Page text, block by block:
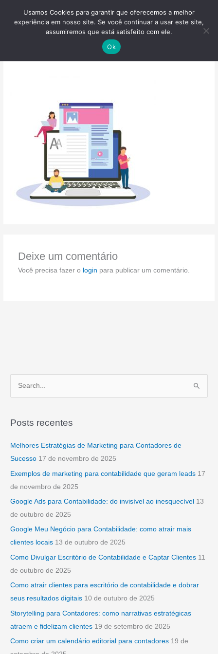
Dobra 7 Digital – Blog
Deixe um comentário
Você precisa fazer o login para publicar um comentário.
q
r
:
Posts recentes
Melhores Estratégias de Marketing para Contadores de
Sucesso 17 de novembro de 2025
Exemplos de marketing para contabilidade que geram leads 17
de novembro de 2025
Google Ads para Contabilidade: do invisível ao inesquecível 13
de outubro de 2025
Google Meu Negócio para Contabilidade: como atrair mais
clientes locais 13 de outubro de 2025
Como Divulgar Escritório de Contabilidade e Captar Clientes 11
de outubro de 2025
Como atrair clientes para escritório de contabilidade e dobrar
seus resultados digitais 10 de outubro de 2025
Storytelling para Contadores: como narrativas estratégicas
atraem e fidelizam clientes 19 de setembro de 2025
Como criar um calendário editorial para contadores 19 de
Usamos Cookies para garantir que oferecemos a melhor
experiência em nosso site. Se você continuar a usar este site,
assumiremos que está satisfeito com ele.
Ok